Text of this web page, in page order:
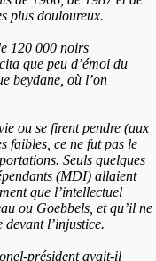
plus douloureux.
120 000 noirs
que peu d’émoi du
beydane, où l’on
ou se firent pendre (aux
faibles, ce ne fut pas le
Seuls quelques
(MDI) allaient
que l’intellectuel
ou Goebbels, et qu’il ne
l’injustice.
président avait-il